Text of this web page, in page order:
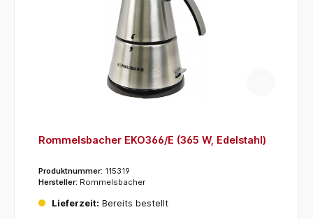
Rommelsbacher EKO366/E (365 W, Edelstahl)
Produktnummer: 115319
Hersteller: Rommelsbacher
Lieferzeit: Bereits bestellt